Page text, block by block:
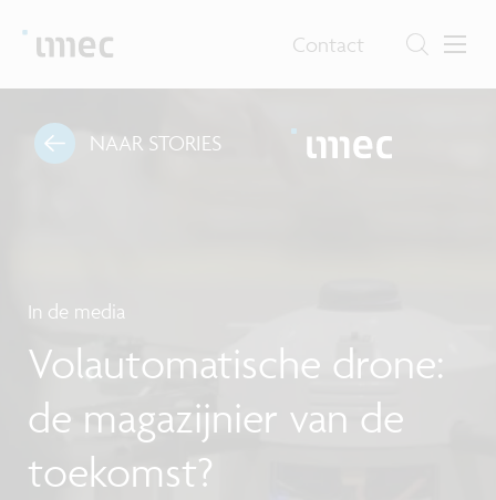
Contact
NAAR STORIES
In de media
Volautomatische drone:
de magazijnier van de
toekomst?